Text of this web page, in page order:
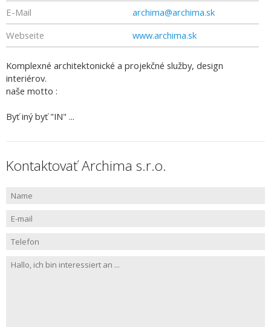
E-Mail
archima@archima.sk
Webseite
www.archima.sk
Komplexné architektonické a projekčné služby, design
interiérov.
naše motto :
Byť iný byť "IN" ...
Kontaktovať Archima s.r.o.